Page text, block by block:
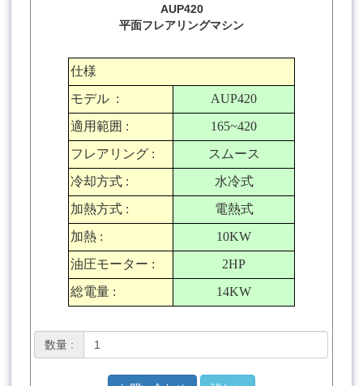
AUP420
平面フレアリングマシン
仕様
モデル :
AUP420
適用範囲 :
165~420
フレアリング :
スムース
冷却方式 :
水冷式
加熱方式 :
電熱式
加熱 :
10KW
油圧モーター :
2HP
総電量 : 14KW
数量 :